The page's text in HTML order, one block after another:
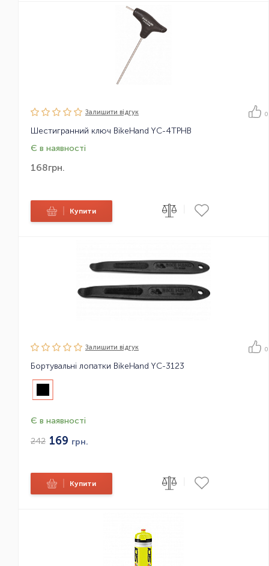
Залишити вiдгук 0
Шестигранний ключ BikeHand YC-4TPHB
Є в наявності
168грн.
Купити
Залишити вiдгук 0
Бортувальні лопатки BikeHand YC-3123
Є в наявності
242 169 грн.
Купити